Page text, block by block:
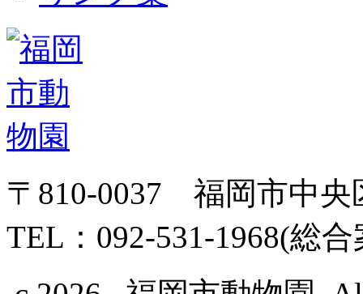
〒810-0037 福岡市中央
TEL：092-531-1968(総